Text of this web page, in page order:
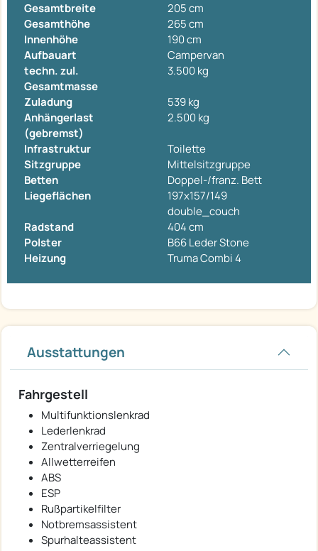
Gesamtbreite
205 cm
Gesamthöhe
265 cm
Innenhöhe
190 cm
Aufbauart
Campervan
techn. zul.
Gesamtmasse
3.500 kg
Zuladung
539 kg
Anhängerlast
(gebremst)
2.500 kg
Infrastruktur
Toilette
Sitzgruppe
Mittelsitzgruppe
Betten
Doppel-/franz. Bett
Liegeflächen
197x157/149
double_couch
Radstand
404 cm
Polster
B66 Leder Stone
Heizung
Truma Combi 4
Ausstattungen
Fahrgestell
Multifunktionslenkrad
Lederlenkrad
Zentralverriegelung
Allwetterreifen
ABS
ESP
Rußpartikelfilter
Notbremsassistent
Spurhalteassistent